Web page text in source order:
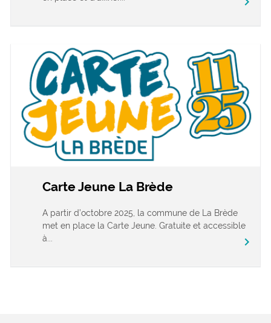
Carte Jeune La Brède
A partir d’octobre 2025, la commune de La Brède
met en place la Carte Jeune. Gratuite et accessible
à...
chevron_right